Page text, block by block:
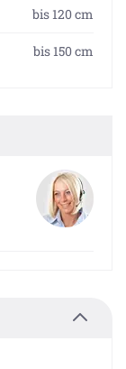
bis 120 cm
bis 150 cm